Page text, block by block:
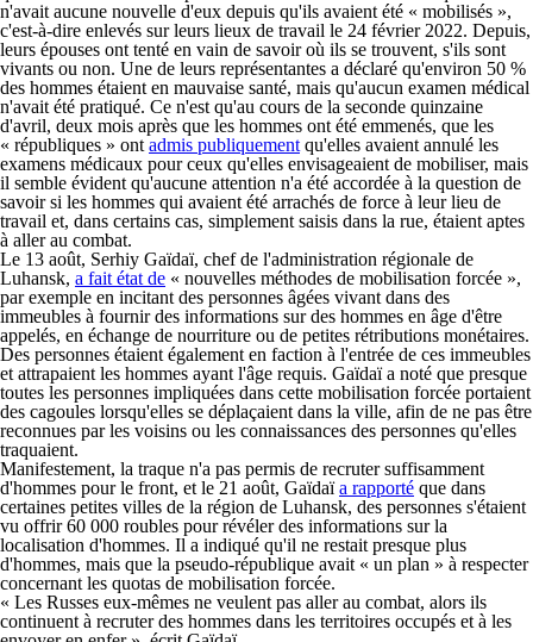
n'avait aucune nouvelle d'eux depuis qu'ils avaient été « mobilisés »,
c'est-à-dire enlevés sur leurs lieux de travail le 24 février 2022. Depuis,
leurs épouses ont tenté en vain de savoir où ils se trouvent, s'ils sont
vivants ou non. Une de leurs représentantes a déclaré qu'environ 50 %
des hommes étaient en mauvaise santé, mais qu'aucun examen médical
n'avait été pratiqué. Ce n'est qu'au cours de la seconde quinzaine
d'avril, deux mois après que les hommes ont été emmenés, que les
« républiques » ont admis publiquement qu'elles avaient annulé les
examens médicaux pour ceux qu'elles envisageaient de mobiliser, mais
il semble évident qu'aucune attention n'a été accordée à la question de
savoir si les hommes qui avaient été arrachés de force à leur lieu de
travail et, dans certains cas, simplement saisis dans la rue, étaient aptes
à aller au combat.
Le 13 août, Serhiy Gaïdaï, chef de l'administration régionale de
Luhansk, a fait état de « nouvelles méthodes de mobilisation forcée »,
par exemple en incitant des personnes âgées vivant dans des
immeubles à fournir des informations sur des hommes en âge d'être
appelés, en échange de nourriture ou de petites rétributions monétaires.
Des personnes étaient également en faction à l'entrée de ces immeubles
et attrapaient les hommes ayant l'âge requis. Gaïdaï a noté que presque
toutes les personnes impliquées dans cette mobilisation forcée portaient
des cagoules lorsqu'elles se déplaçaient dans la ville, afin de ne pas être
reconnues par les voisins ou les connaissances des personnes qu'elles
traquaient.
Manifestement, la traque n'a pas permis de recruter suffisamment
d'hommes pour le front, et le 21 août, Gaïdaïa rapporté que dans
certaines petites villes de la région de Luhansk, des personnes s'étaient
vu offrir 60 000 roubles pour révéler des informations sur la
localisation d'hommes. Il a indiqué qu'il ne restait presque plus
d'hommes, mais que la pseudo-république avait « un plan » à respecter
concernant les quotas de mobilisation forcée.
« Les Russes eux-mêmes ne veulent pas aller au combat, alors ils
continuent à recruter des hommes dans les territoires occupés et à les